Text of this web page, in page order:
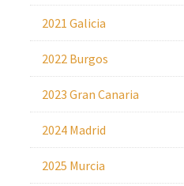
2021 Galicia
2022 Burgos
2023 Gran Canaria
2024 Madrid
2025 Murcia